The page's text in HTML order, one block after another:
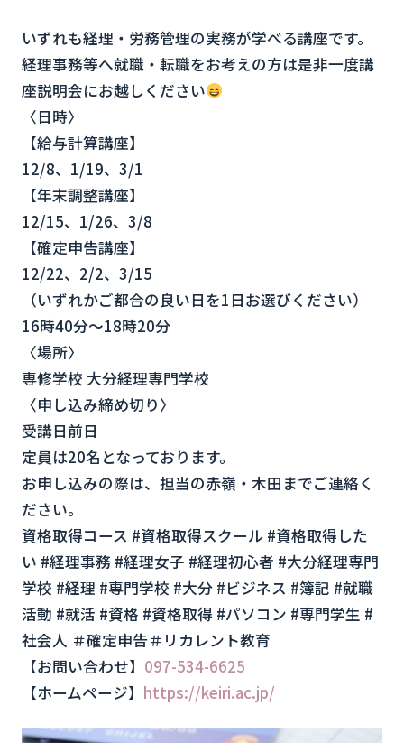
いずれも経理・労務管理の実務が学べる講座です。
経理事務等へ就職・転職をお考えの方は是非一度講
座説明会にお越しください
〈日時〉
【給与計算講座】
12/8、1/19、3/1
【年末調整講座】
12/15、1/26、3/8
【確定申告講座】
12/22、2/2、3/15
（いずれかご都合の良い日を1日お選びください）
16時40分〜18時20分
〈場所〉
専修学校 大分経理専門学校
〈申し込み締め切り〉
受講日前日
定員は20名となっております。
お申し込みの際は、担当の赤嶺・木田までご連絡く
ださい。
資格取得コース #資格取得スクール #資格取得した
い #経理事務 #経理女子 #経理初心者 #大分経理専門
学校 #経理 #専門学校 #大分 #ビジネス #簿記 #就職
活動 #就活 #資格 #資格取得 #パソコン #専門学生 #
社会人 ＃確定申告＃リカレント教育
【お問い合わせ】 097-534-6625
【ホームページ】 https://keiri.ac.jp/